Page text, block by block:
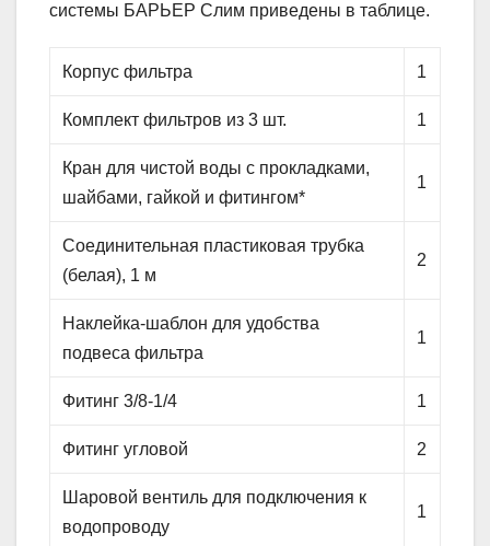
системы БАРЬЕР Слим приведены в таблице.
Корпус фильтра 1
Комплект фильтров из 3 шт. 1
Кран для чистой воды с прокладками,
шайбами, гайкой и фитингом*
1
Соединительная пластиковая трубка
(белая), 1 м
2
Наклейка-шаблон для удобства
подвеса фильтра
1
Фитинг 3/8-1/4 1
Фитинг угловой 2
Шаровой вентиль для подключения к
водопроводу
1